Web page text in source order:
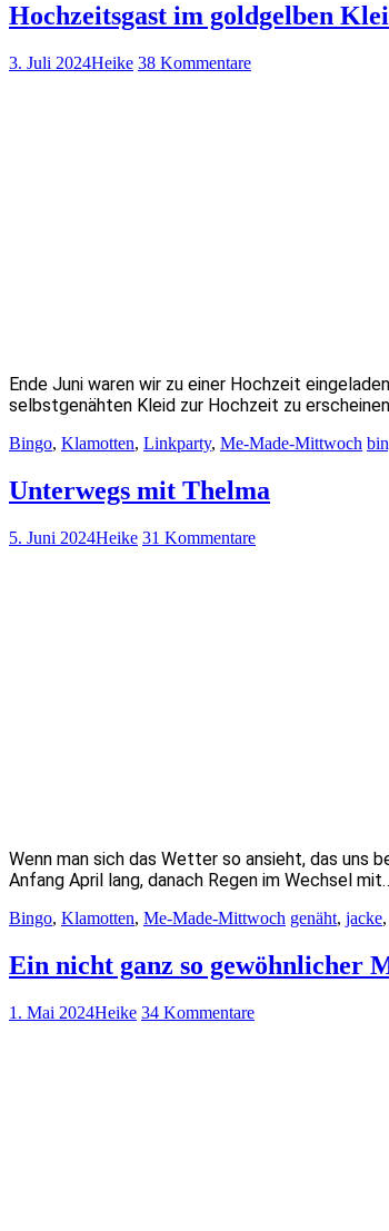
Hochzeitsgast im goldgelben
3. Juli 2024Heike 38 Kommentare
Ende Juni waren wir zu einer Hochzeit
selbstgenähten Kleid zur Hochzeit zu
Bingo, Klamotten, Linkparty, Me-Made-Mittwoch
Unterwegs mit Thelma
5. Juni 2024Heike 31 Kommentare
Wenn man sich das Wetter so ansieht, das uns
Anfang April lang, danach Regen im Wechsel
Bingo, Klamotten, Me-Made-Mittwoch genäht, jacke,
Ein nicht ganz so gewöhnlicher
1. Mai 2024Heike 34 Kommentare